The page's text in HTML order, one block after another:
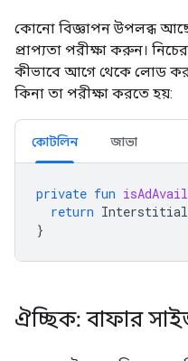
কোনো বিজ্ঞাপন উপলব্ধ আছে
প্রাপ্যতা পরীক্ষা করুন।
কীভাবে আগে থেকে লোড
কিনা তা পরীক্ষা করতে হয়:
কোটলিন জাভা
private fun
return
}
ঐচ্ছিক: বাফার